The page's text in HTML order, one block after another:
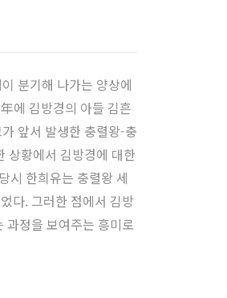
분기해 나가는 양상에
에 김방경의 아들 김흔
앞서 발생한 충렬왕-충
상황에서 김방경에 대한
시 한희유는 충렬왕 세
다. 그러한 점에서 김방
과정을 보여주는 흥미로